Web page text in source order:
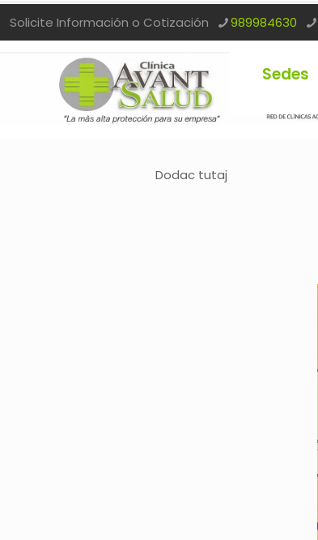
Solicite Información o Cotización 989984630
Sedes
Dodac tutaj